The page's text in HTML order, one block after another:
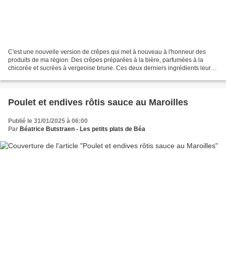
C'est une nouvelle version de crêpes qui met à nouveau à l'honneur des
produits de ma région. Des crêpes préparées à la bière, parfumées à la
chicorée et sucrées à vergeoise brune. Ces deux derniers ingrédients leur
Poulet et endives rôtis sauce au Maroilles
Publié le 31/01/2025 à 06:00
Par Béatrice Butstraen - Les petits plats de Béa